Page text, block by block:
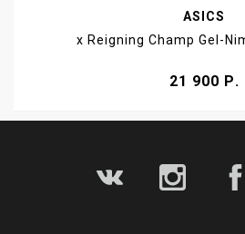
ASICS
x Reigning Champ Gel-
21 900 Р.